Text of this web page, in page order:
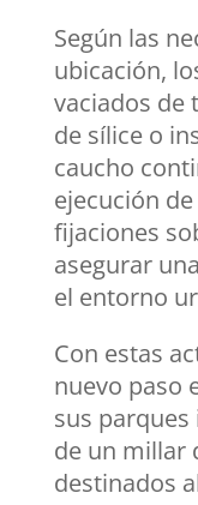
Según las
ubicación,
vaciados de
de sílice o
caucho
ejecución
fijaciones
asegurar
el entorno
Con estas
nuevo paso
sus
de un millar
destinados